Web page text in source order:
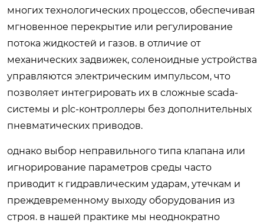
многих технологических процессов, обеспечивая
мгновенное перекрытие или регулирование
потока жидкостей и газов. в отличие от
механических задвижек, соленоидные устройства
управляются электрическим импульсом, что
позволяет интегрировать их в сложные scada-
системы и plc-контроллеры без дополнительных
пневматических приводов.
однако выбор неправильного типа клапана или
игнорирование параметров среды часто
приводит к гидравлическим ударам, утечкам и
преждевременному выходу оборудования из
строя. в нашей практике мы неоднократно